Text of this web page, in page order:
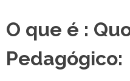
O que é :
Pedagógico: